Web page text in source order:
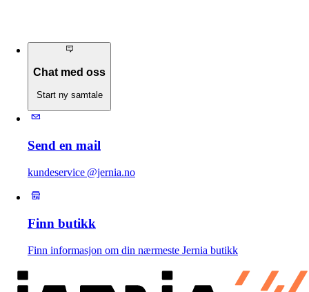
Chat med oss
Start ny samtale
Send en mail
kundeservice @jernia.no
Finn butikk
Finn informasjon om din nærmeste Jernia butikk